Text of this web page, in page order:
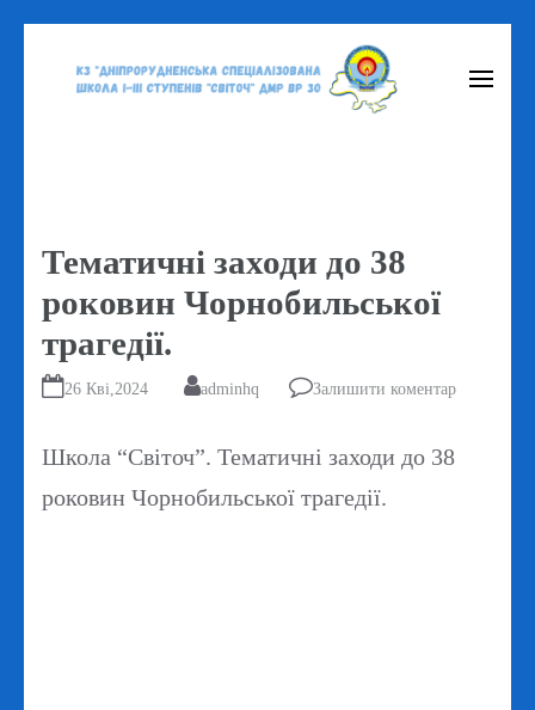
Тематичні заходи до 38
роковин Чорнобильської
трагедії.
26 Кві,2024 adminhq Залишити коментар
Школа “Світоч”. Тематичні заходи до 38
роковин Чорнобильської трагедії.